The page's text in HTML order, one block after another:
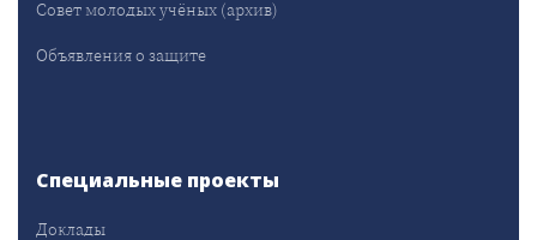
Совет молодых учёных (архив)
Объявления о защите
Специальные проекты
Доклады